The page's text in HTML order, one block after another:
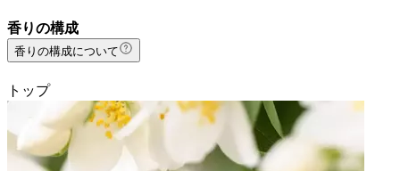
香りの構成
香りの構成について
トップ